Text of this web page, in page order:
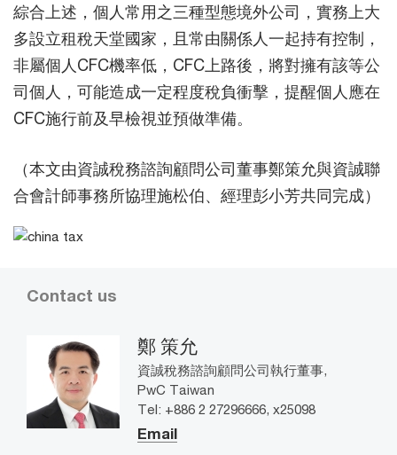
綜合上述，個人常用之三種型態境外公司，實務上大
多設立租稅天堂國家，且常由關係人一起持有控制，
非屬個人CFC機率低，CFC上路後，將對擁有該等公
司個人，可能造成一定程度稅負衝擊，提醒個人應在
CFC施行前及早檢視並預做準備。
（本文由資誠稅務諮詢顧問公司董事鄭策允與資誠聯
合會計師事務所協理施松伯、經理彭小芳共同完成）
Contact us
鄭 策允
資誠稅務諮詢顧問公司執行董事,
PwC Taiwan
Tel: +886 2 27296666, x25098
Email